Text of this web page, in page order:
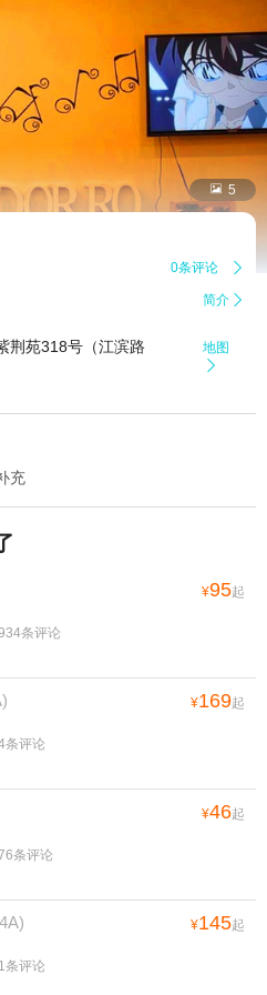
 5
0条评论 
简介 
荆苑318号（江滨路
地图

充
¥95起
条评论
¥169起
条评论
¥46起
条评论
¥145起
条评论